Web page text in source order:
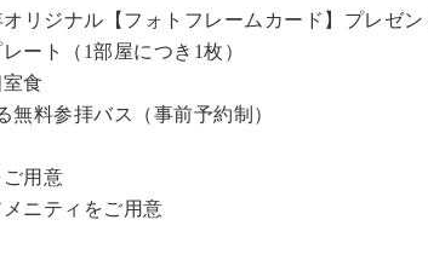
オリジナル【フォトフレームカード】プレゼン
ート（1部屋につき1枚）
食
無料参拝バス（事前予約制）
ご用意
ニティをご用意